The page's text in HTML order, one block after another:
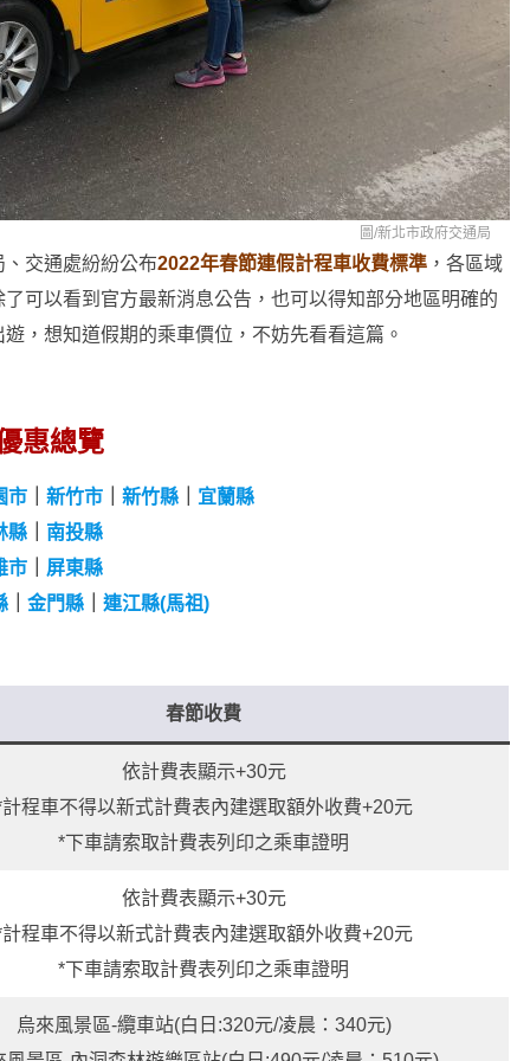
圖/新北市政府交通局
交通處紛紛公布2022年春節連假計程車收費標準 ，各區域
可以看到官方最新消息公告，也可以得知部分地區明確的
，想知道假期的乘車價位，不妨先看看這篇。
惠總覽
市 新竹市 新竹縣
宜蘭縣
縣
南投縣
市
屏東縣
金門縣 連江縣(馬祖)
春節收費
依計費表顯示+30元
程車不得以新式計費表內建選取額外收費+20元
*下車請索取計費表列印之乘車證明
依計費表顯示+30元
程車不得以新式計費表內建選取額外收費+20元
*下車請索取計費表列印之乘車證明
烏來風景區-纜車站(白日:320元/凌晨：340元)